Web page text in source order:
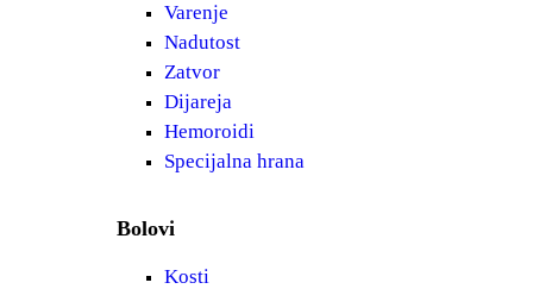
Varenje
Nadutost
Zatvor
Dijareja
Hemoroidi
Specijalna hrana
Bolovi
Kosti